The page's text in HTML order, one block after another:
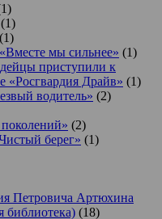
(1)
(1)
мы сильнее» (1)
приступили к
«Росгвардия Драйв» (1)
водитель» (2)
(2)
берег» (1)
Петровича Артюхина
библиотека) (18)